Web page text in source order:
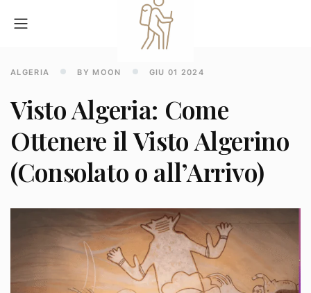
ALGERIA BY MOON GIU 01 2024
Visto Algeria: Come
Ottenere il Visto Algerino
(Consolato o all’Arrivo)